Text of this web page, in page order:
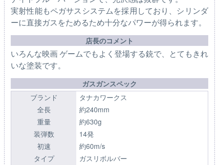
実射性能もペガサスシステムを採用しており、シリンダ
ーに直接ガスをためるため十分なパワーが得られます。
店長のコメント
いろんな映画 ゲームでもよく登場する銃で、とてもきれ
いな塗装です。
ガスガンスペック
ブランド
タナカワークス
全長
約240mm
重量
約630g
装弾数
14発
初速
約60m/s
タイプ
ガスリボルバー